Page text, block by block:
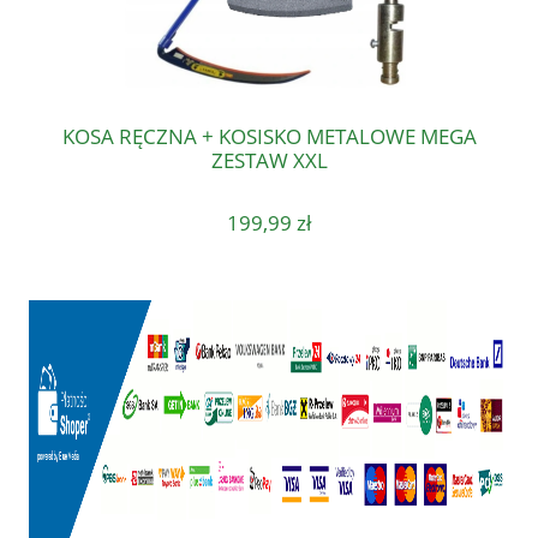
KOSA RĘCZNA + KOSISKO METALOWE MEGA
ZESTAW XXL
199,99 zł